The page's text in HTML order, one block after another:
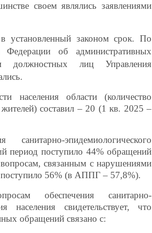
своем являлись заявлениями
установленный законом срок.По
Федерации об административных
должностных лиц Управления
населения области (количество
составил – 20 (1 кв. 2025 –
эпидемиологического
период поступило 44% обращений
связанным с нарушениями
поступило 56% (в АППГ – 57,8%).
обеспечения санитарно-
населения свидетельствует, что
обращений связано с: